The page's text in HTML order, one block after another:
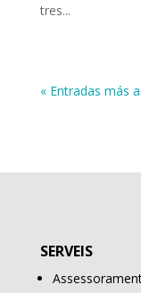
tres...
« Entradas más
SERVEIS